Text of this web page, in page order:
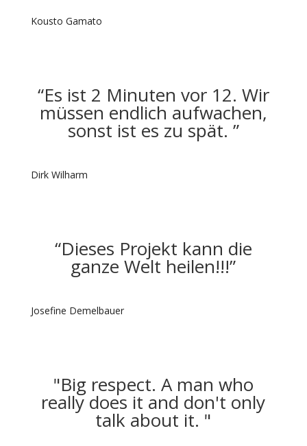
Kousto Gamato
“Es ist 2 Minuten vor 12. Wir
müssen endlich aufwachen,
sonst ist es zu spät. ”
Dirk Wilharm
“Dieses Projekt kann die
ganze Welt heilen!!!”
Josefine Demelbauer
"Big respect. A man who
really does it and don't only
talk about it. "